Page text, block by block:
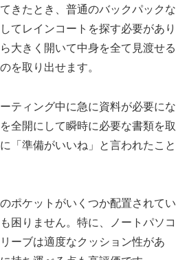
きたとき、普通のバックパックな
てレインコートを探す必要があり
大きく開いて中身を全て見渡せる
を取り出せます。
ティング中に急に資料が必要にな
全開にして瞬時に必要な書類を取
「準備がいいね」と言われたこと
ポケットがいくつか配置されてい
困りません。特に、ノートパソコ
ーブは適度なクッション性があ